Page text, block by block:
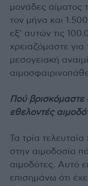
μονάδες αίματος
τον μήνα και
εξ’ αυτών τις
χρειαζόμαστε
μεσογειακή
Πού
εθελοντές
Τα τρία
στην αιμοδοσία
αιμοδότες. Αυτό
επισημάνω ότι